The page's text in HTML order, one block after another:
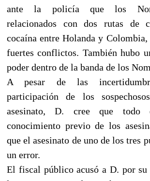
ante la policía que los
relacionados con dos rutas de
cocaína entre Holanda y
fuertes conflictos. También hubo
poder dentro de la banda de los
A pesar de las
participación de los
asesinato, D. cree que
conocimiento previo de los
que el asesinato de uno de los tres
un error.
El fiscal público acusó a D. por